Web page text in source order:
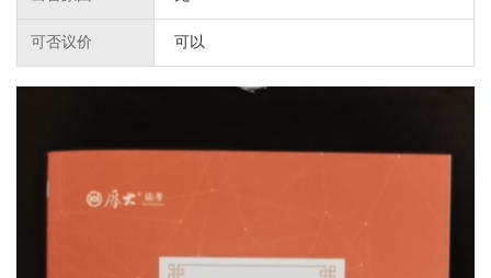
可否议价 可以